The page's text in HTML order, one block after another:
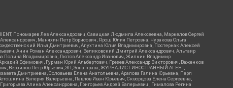
Пономарев Лев Александрович, Савицкая Людмила Алексеевна, Маркелов Сергей
Маняхин Петр Борисович, Ярош Юлия Петровна, Чуракова Ольга
Илья Дмитриевич, Апухтина Юлия Владимировна, Постернак Алексей
Анин Роман Александрович, Великовский Дмитрий Александрович, Альтаир
Полина Владимировна, Лютов Александр Иванович, Жилкин Владимир
Ефимович, Гурман Юрий Альбертович, Грезев Александр Викторович, Важенков
Верзилов Петр Юрьевич, ЗП, Зона права, ЖУРНАЛИСТ-ИНОСТРАННЫЙ АГЕНТ,
Дмитриевна, Соловьева Елена Анатольевна, Арапова Галина Юрьевна, Перл
Валерия Валерьевна, Павлов Иван Юрьевич, Скворцова Елена Сергеевна,
Алина Александровна, Григорьев Андрей Валерьевич , Гималова Регина